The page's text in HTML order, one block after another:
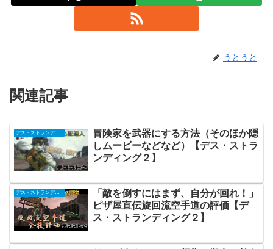
うとうと
関連記事
デス・ストランディング２
冒険家を武器にする方法（そのほか隠
しムービーなどなど）【デス・ストラ
ンディング２】
デス・ストランディング２
「敵を倒すにはまず、自分が回れ！」
ピザ屋直伝旋回流空手道の評価【デ
ス・ストランディング２】